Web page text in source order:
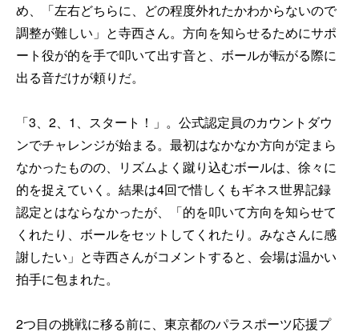
め、「左右どちらに、どの程度外れたかわからないので
調整が難しい」と寺西さん。方向を知らせるためにサポ
ート役が的を手で叩いて出す音と、ボールが転がる際に
出る音だけが頼りだ。
「3、2、1、スタート！」。公式認定員のカウントダウ
ンでチャレンジが始まる。最初はなかなか方向が定まら
なかったものの、リズムよく蹴り込むボールは、徐々に
的を捉えていく。結果は4回で惜しくもギネス世界記録
認定とはならなかったが、「的を叩いて方向を知らせて
くれたり、ボールをセットしてくれたり。みなさんに感
謝したい」と寺西さんがコメントすると、会場は温かい
拍手に包まれた。
2つ目の挑戦に移る前に、東京都のパラスポーツ応援プ